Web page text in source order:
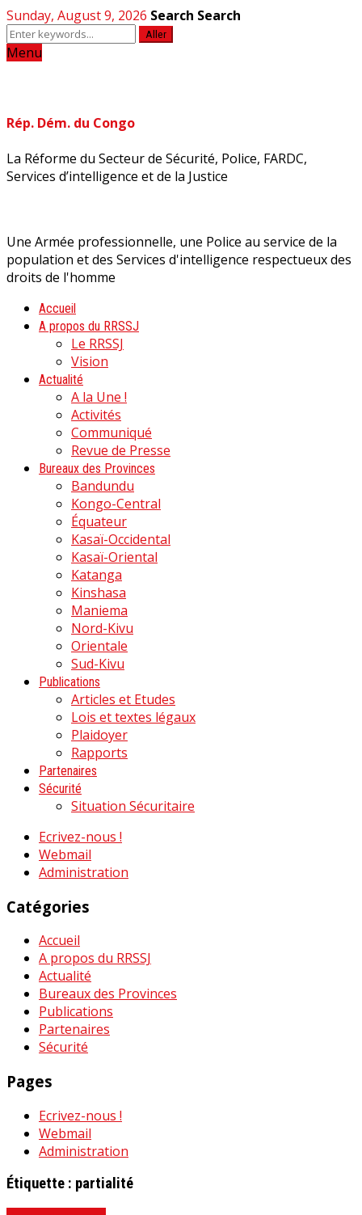
Sunday, August 9, 2026 Search Search
Aller
Menu
Rép. Dém. du Congo
La Réforme du Secteur de Sécurité, Police, FARDC,
Services d’intelligence et de la Justice
Une Armée professionnelle, une Police au service de la
population et des Services d'intelligence respectueux des
droits de l'homme
Accueil
A propos du RRSSJ
Le RRSSJ
Vision
Actualité
A la Une !
Activités
Communiqué
Revue de Presse
Bureaux des Provinces
Bandundu
Kongo-Central
Équateur
Kasaï-Occidental
Kasaï-Oriental
Katanga
Kinshasa
Maniema
Nord-Kivu
Orientale
Sud-Kivu
Publications
Articles et Etudes
Lois et textes légaux
Plaidoyer
Rapports
Partenaires
Sécurité
Situation Sécuritaire
Ecrivez-nous !
Webmail
Administration
Catégories
Accueil
A propos du RRSSJ
Actualité
Bureaux des Provinces
Publications
Partenaires
Sécurité
Pages
Ecrivez-nous !
Webmail
Administration
Étiquette : partialité